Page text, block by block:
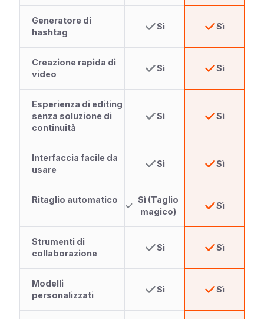
Generatore di
hashtag
Sì Sì
Creazione rapida di
video
Sì Sì
Esperienza di editing
senza soluzione di
continuità
Sì Sì
Interfaccia facile da
usare
Sì Sì
Ritaglio automatico
Sì (Taglio
magico)
Sì
Strumenti di
collaborazione
Sì Sì
Modelli
personalizzati
Sì Sì